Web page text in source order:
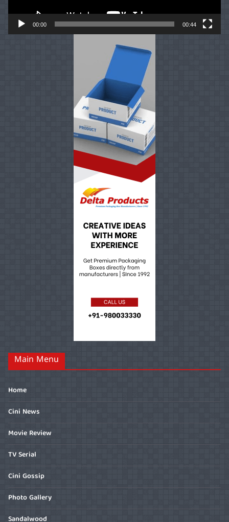
00:00 00:44
Main Menu
Home
Cini News
Movie Review
TV Serial
Cini Gossip
Photo Gallery
Sandalwood